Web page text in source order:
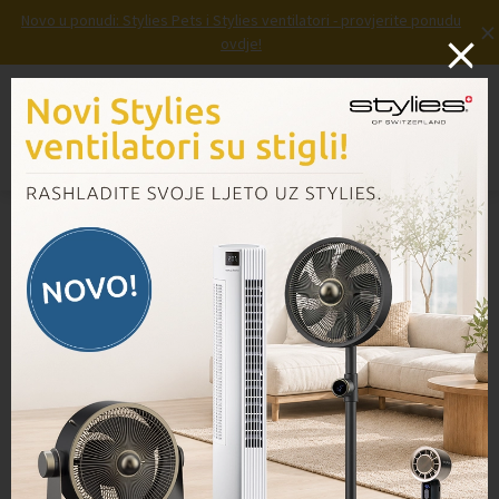
Novo u ponudi: Stylies Pets i Stylies ventilatori - provjerite ponudu
ovdje!
×
Prijava Košarica
Domov
/ Proizvodi / Lavenia set